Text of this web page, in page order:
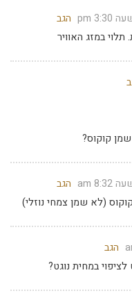
הגב
במזג האוויר
קוקוס?
הגב
הגב
במחית נוגט?